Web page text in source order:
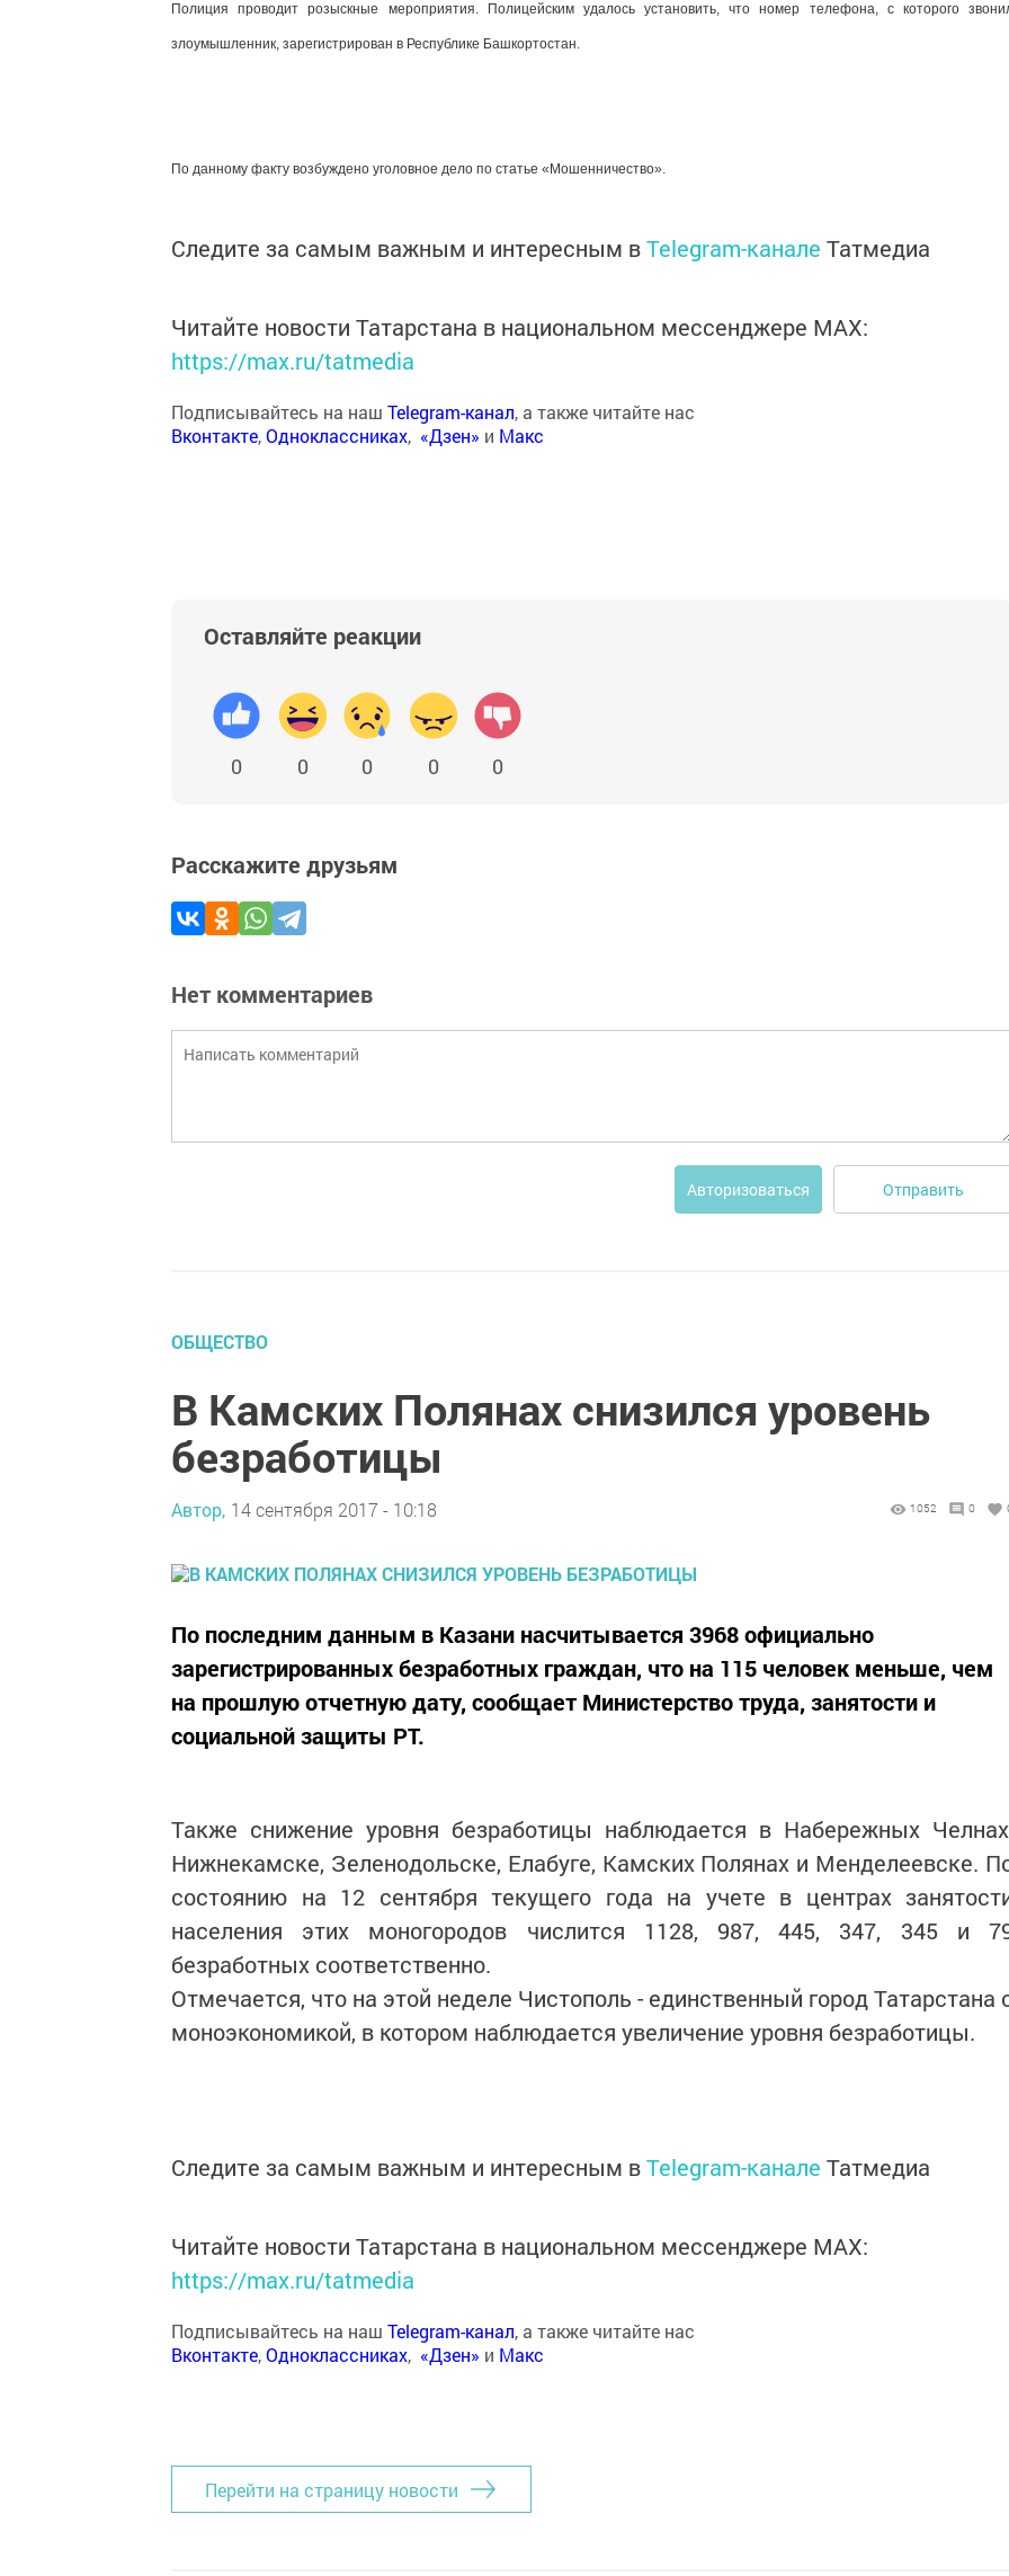
Полиция проводит розыскные мероприятия. Полицейским удалось установить, что номер телефона, с которого
злоумышленник, зарегистрирован в Республике Башкортостан.
По данному факту возбуждено уголовное дело по статье «Мошенничество».
Следите за самым важным и интересным вTelegram-канале Татмедиа
Читайте новости Татарстана в национальном мессенджере MАХ:
https://max.ru/tatmedia
Подписывайтесь на наш Telegram-канал, а также читайте нас
Вконтакте,Одноклассниках, «Дзен» и Макс
Оставляйте реакции
0 0 0 0 0
Расскажите друзьям
Нет комментариев
Авторизоваться Отправить
ОБЩЕСТВО
В Камских Полянах снизился уровень
безработицы
Автор, 14 сентября 2017 - 10:18 1052 0
По последним данным в Казани насчитывается 3968 официально
зарегистрированных безработных граждан, что на 115 человек меньше, чем
на прошлую отчетную дату, сообщает Министерство труда, занятости и
социальной защиты РТ.
Также снижение уровня безработицы наблюдается в Набережных
Нижнекамске, Зеленодольске, Елабуге, Камских Полянах и Менделеевске.
состоянию на 12 сентября текущего года на учете в центрах
населения этих моногородов числится 1128, 987, 445, 347, 345 и
безработных соответственно.
Отмечается, что на этой неделе Чистополь - единственный город Татарстана
моноэкономикой, в котором наблюдается увеличение уровня безработицы.
Следите за самым важным и интересным вTelegram-канале Татмедиа
Читайте новости Татарстана в национальном мессенджере MАХ:
https://max.ru/tatmedia
Подписывайтесь на наш Telegram-канал, а также читайте нас
Вконтакте,Одноклассниках, «Дзен» и Макс
Перейти на страницу новости